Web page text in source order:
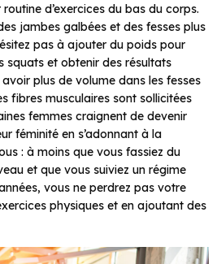
d’exercices du bas du corps.
jambes galbées et des fesses plus
pas à ajouter du poids pour
squats et obtenir des résultats
plus de volume dans les fesses
fibres musculaires sont sollicitées
femmes craignent de devenir
féminité en s’adonnant à la
: à moins que vous fassiez du
et que vous suiviez un régime
vous ne perdrez pas votre
physiques et en ajoutant des